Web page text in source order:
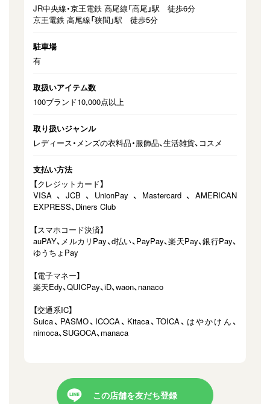
JR中央線・京王電鉄 高尾線「高尾」駅 徒歩6分
京王電鉄 高尾線「狭間」駅 徒歩5分
駐車場
有
取扱いアイテム数
100ブランド10,000点以上
取り扱いジャンル
レディース・メンズの⾐料品・服飾品、生活雑貨、コスメ
支払い方法
【クレジットカード】
VISA、JCB、UnionPay、Mastercard、AMERICAN
EXPRESS、Diners Club
【スマホコード決済】
auPAY、メルカリPay、d払い、PayPay、楽天Pay、銀行Pay、
ゆうちょPay
【電子マネー】
楽天Edy、QUICPay、iD、waon、nanaco
【交通系IC】
Suica、PASMO、ICOCA、Kitaca、TOICA、はやかけん、
nimoca、SUGOCA、manaca
この店舗を友だち登録